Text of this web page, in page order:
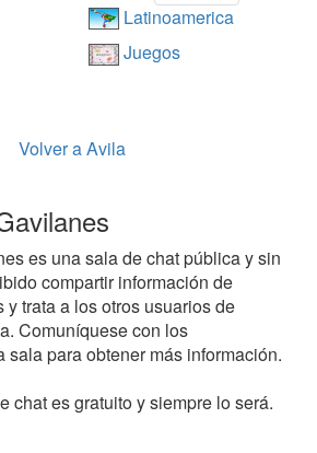
Latinoamerica
Juegos
Volver a Avila
es una sala de chat pública y sin
compartir información de
y trata a los otros usuarios de
Comuníquese con los
sala para obtener más información.
chat es gratuito y siempre lo será.